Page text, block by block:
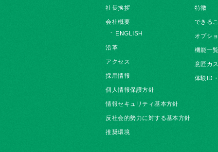
社長挨拶
会社概要
ENGLISH
沿革
アクセス
採用情報
個人情報保護方針
情報セキュリティ基本方針
反社会的勢力に対する基本方針
推奨環境
特徴
できる
オプシ
機能一覧
意匠カ
体験ID